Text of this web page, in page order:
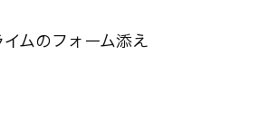
ムのフォーム添え